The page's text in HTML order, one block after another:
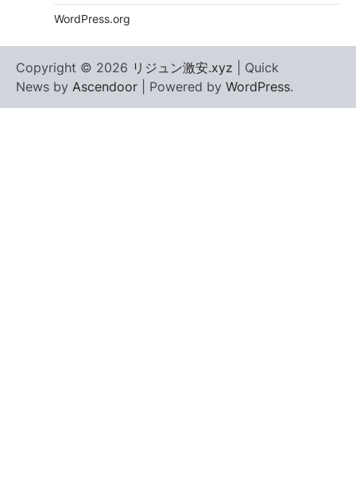
WordPress.org
Copyright © 2026 リジュン激安.xyz | Quick
News by Ascendoor | Powered by WordPress.